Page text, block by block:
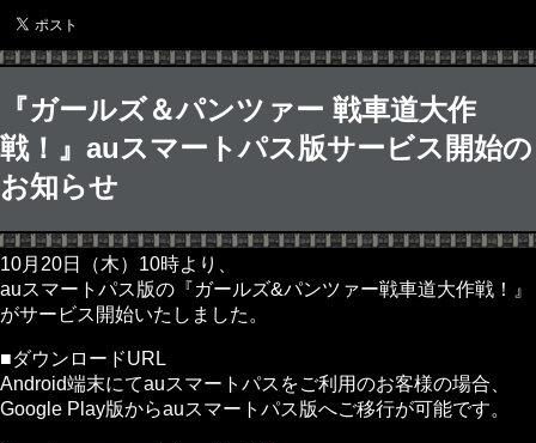
『ガールズ＆パンツァー 戦車道大作
戦！』auスマートパス版サービス開始の
お知らせ
10月20日（木）10時より、
auスマートパス版の『ガールズ&パンツァー戦車道大作戦！』
がサービス開始いたしました。
■ダウンロードURL
Android端末にてauスマートパスをご利用のお客様の場合、
Google Play版からauスマートパス版へご移行が可能です。